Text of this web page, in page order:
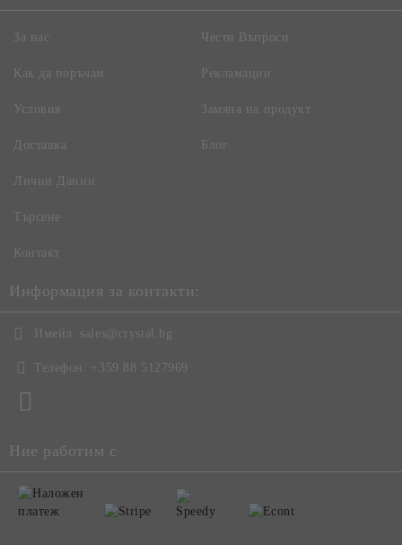
За нас
Как да поръчам
Условия
Доставка
Чести Въпроси
Рекламации
Замяна на продукт
Блог
Лични Данни
Търсене
Контакт
Информация за контакти:
Имейл: sales@crystal.bg
Телефон: +359 88 5127969
Ние работим с